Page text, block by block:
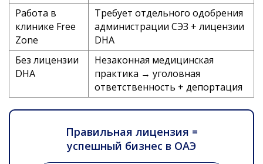
Работа в
клинике Free
Zone
Требует отдельного одобрения
администрации СЭЗ + лицензии
DHA
Без лицензии
DHA
Незаконная медицинская
практика → уголовная
ответственность + депортация
Правильная лицензия =
успешный бизнес в ОАЭ